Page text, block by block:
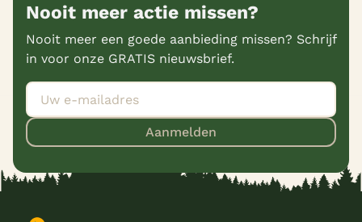
Nooit meer actie missen?
Nooit meer een goede aanbieding missen? Schrijf
in voor onze GRATIS nieuwsbrief.
Aanmelden